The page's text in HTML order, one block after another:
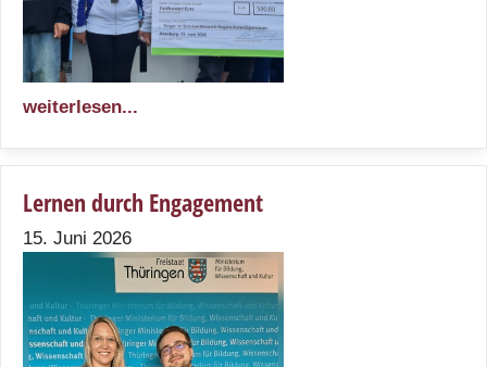
weiterlesen...
Lernen durch Engagement
15. Juni 2026